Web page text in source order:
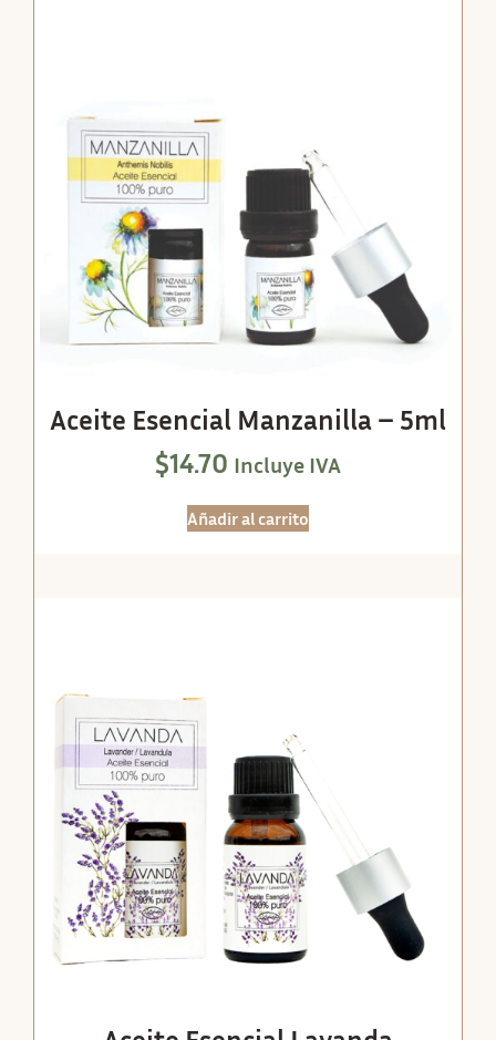
Aceite Esencial Manzanilla – 5ml
$14.70 Incluye IVA
Añadir al carrito